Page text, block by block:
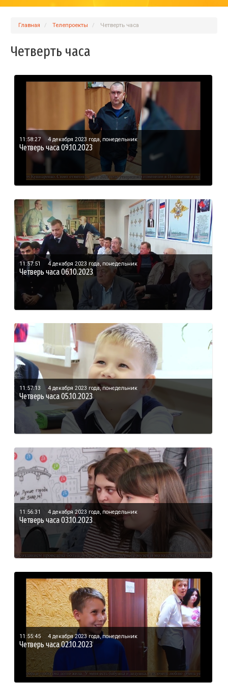
Главная Телепроекты Четверть часа
Четверть часа
11:58:27 4 декабря 2023 года, понедельник
Четверь часа 09.10.2023
11:57:51 4 декабря 2023 года, понедельник
Четверь часа 06.10.2023
11:57:13 4 декабря 2023 года, понедельник
Четверь часа 05.10.2023
11:56:31 4 декабря 2023 года, понедельник
Четверь часа 03.10.2023
11:55:45 4 декабря 2023 года, понедельник
Четверь часа 02.10.2023